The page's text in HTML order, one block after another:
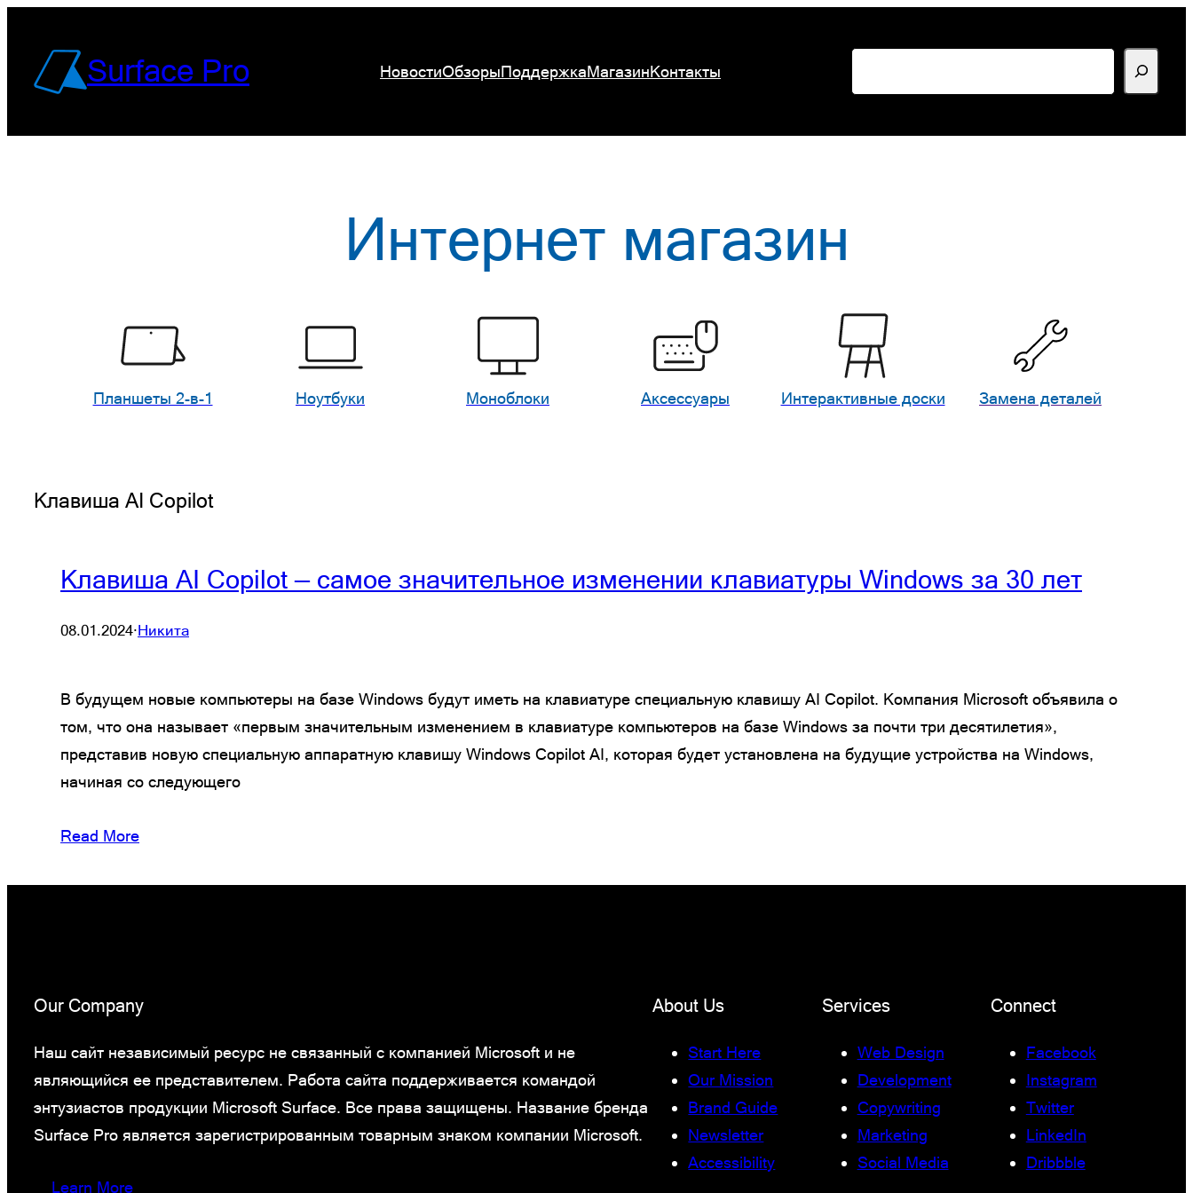
содержимомуSurface Pro НовостиОбзорыПоддержкаМагазинКонтакты
Интернет магазин
Планшеты 2-в-1 Ноутбуки Моноблоки Аксессуары Интерактивные доски Замена деталей
Клавиша AI Copilot
Клавиша AI Copilot — самое значительное изменении клавиатуры Windows за 30 лет
08.01.2024·Никита
В будущем новые компьютеры на базе Windows будут иметь на клавиатуре специальную клавишу AI Copilot. Компания Microsoft объявила о
том, что она называет «первым значительным изменением в клавиатуре компьютеров на базе Windows за почти три десятилетия»,
представив новую специальную аппаратную клавишу Windows Copilot AI, которая будет установлена на будущие устройства на Windows,
начиная со следующего
Read More
Our Company
Наш сайт независимый ресурс не связанный с компанией Microsoft и не
являющийся ее представителем. Работа сайта поддерживается командой
энтузиастов продукции Microsoft Surface. Все права защищены. Название бренда
Surface Pro является зарегистрированным товарным знаком компании Microsoft.
Learn More
About Us
Start Here
Our Mission
Brand Guide
Newsletter
Accessibility
Services
Web Design
Development
Copywriting
Marketing
Social Media
Connect
Facebook
Instagram
Twitter
LinkedIn
Dribbble